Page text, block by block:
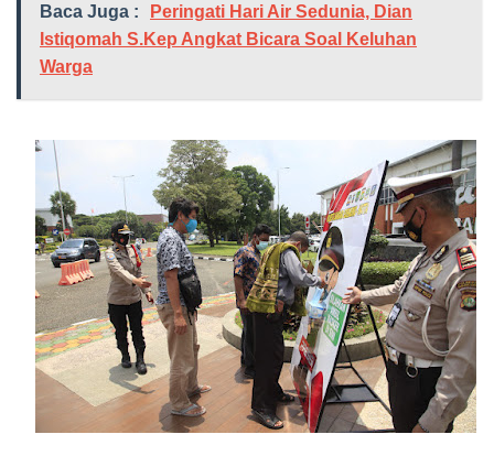
Baca Juga :
Peringati Hari Air Sedunia, Dian
Istiqomah S.Kep Angkat Bicara Soal Keluhan
Warga